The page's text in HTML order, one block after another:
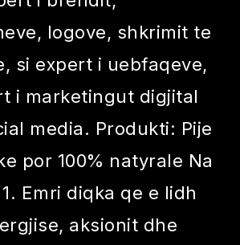
logove, shkrimit te
si expert i uebfaqeve,
i marketingut digjital
media. Produkti: Pije
por 100% natyrale Na
Emri diqka qe e lidh
aksionit dhe